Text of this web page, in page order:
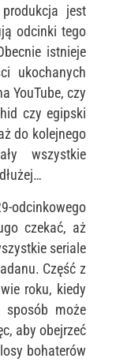
jest
odcinki tego
istnieje
ukochanych
YouTube, czy
czy egipski
do kolejnego
wszystkie
odcinkowego
czekać, aż
seriale
Część z
roku, kiedy
może
aby obejrzeć
bohaterów